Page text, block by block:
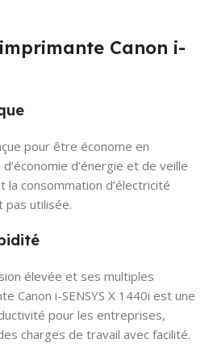
Canon i-
pour être économe en
d’énergie et de veille
consommation d’électricité
pas utilisée.
élevée et ses multiples
Canon i-SENSYS X 1440i est une
pour les entreprises,
charges de travail avec facilité.